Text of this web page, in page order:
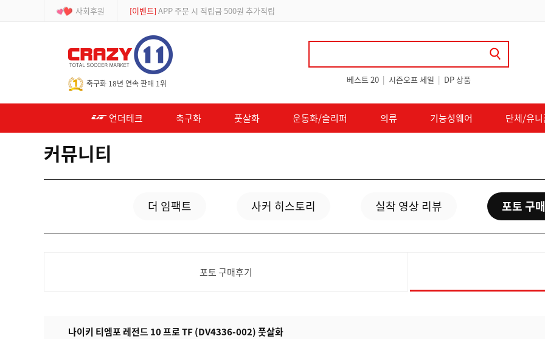
사회후원 [등급제] 회원가입 시 최대 2% 적립 및 할인 쿠폰 지급
축구화 18년 연속 판매 1위 베스트 20 | 시즌오프 세일 | DP 상품
언더테크 축구화 풋살화 운동화/슬리퍼 의류 기능성웨어 단체/유
커뮤니티
더 임팩트 사커 히스토리 실착 영상 리뷰 포토 구
포토 구매후기
나이키 티엠포 레전드 10 프로 TF (DV4336-002) 풋살화